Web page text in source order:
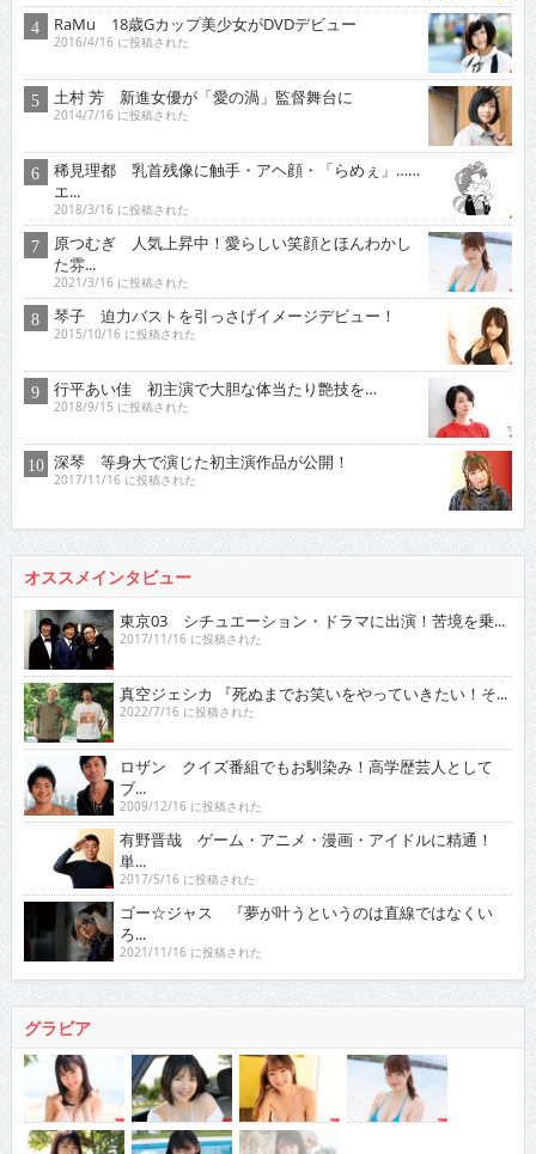
RaMu 18歳Gカップ美少女がDVDデビュー
2016/4/16 に投稿された
土村 芳 新進女優が「愛の渦」監督舞台に
2014/7/16 に投稿された
稀見理都 乳首残像に触手・アヘ顔・「らめぇ」……
エ...
2018/3/16 に投稿された
原つむぎ 人気上昇中！愛らしい笑顔とほんわかし
た雰...
2021/3/16 に投稿された
琴子 迫力バストを引っさげイメージデビュー！
2015/10/16 に投稿された
行平あい佳 初主演で大胆な体当たり艶技を…
2018/9/15 に投稿された
深琴 等身大で演じた初主演作品が公開！
2017/11/16 に投稿された
オススメインタビュー
東京03 シチュエーション・ドラマに出演！苦境を乗...
2017/11/16 に投稿された
真空ジェシカ 『死ぬまでお笑いをやっていきたい！そ...
2022/7/16 に投稿された
ロザン クイズ番組でもお馴染み！高学歴芸人として
ブ...
2009/12/16 に投稿された
有野晋哉 ゲーム・アニメ・漫画・アイドルに精通！
単...
2017/5/16 に投稿された
ゴー☆ジャス 『夢が叶うというのは直線ではなくい
ろ...
2021/11/16 に投稿された
グラビア